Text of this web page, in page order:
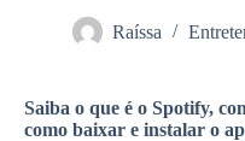
Raíssa
Saiba o que é o Spotify,
como baixar e instalar o